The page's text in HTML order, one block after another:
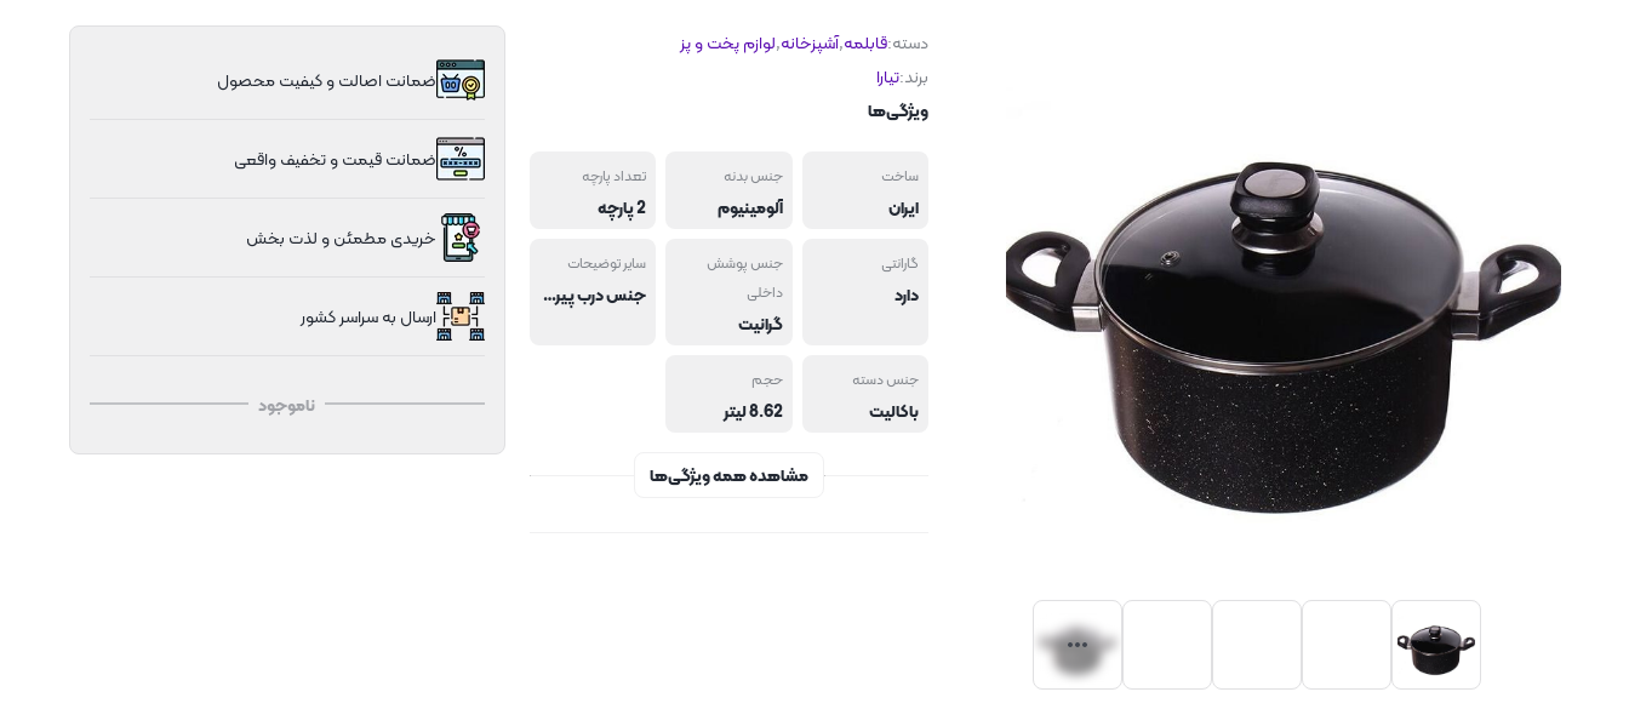
دسته:قابلمه,آشپزخانه,لوازم پخت و پز
برند:تیارا
ویژگی‌ها
ساخت
ایران
جنس بدنه
آلومینیوم
تعداد پارچه
2 پارچه
گارانتی
دارد
جنس پوشش
داخلی
گرانیت
سایر توضیحات
جنس درب پیرکس. قابلیت استفاده در فر و مایکرویو. فاقد ماده سمیPFOA. دارای کفه با قابلیت توزیع حرارت یکنواخت . ضخامت 2/5
جنس دسته
باکالیت
حجم
8.62 لیتر
مشاهده همه ویژگی‌ها
ضمانت اصالت و کیفیت محصول
ضمانت قیمت و تخفیف واقعی
خریدی مطمئن و لذت بخش
ارسال به سراسر کشور
ناموجود